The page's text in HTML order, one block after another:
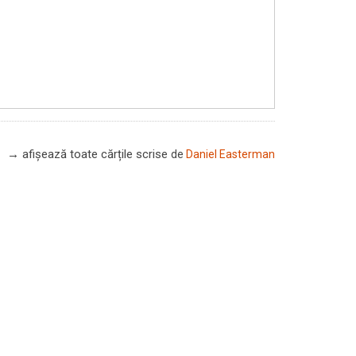
→ afișează toate cărțile scrise de Daniel Easterman